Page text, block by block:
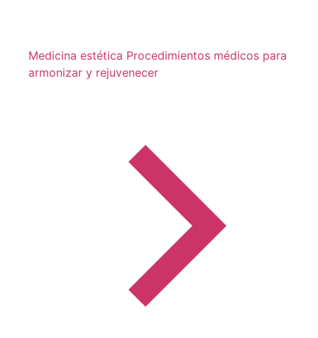
Medicina estética Procedimientos médicos para
armonizar y rejuvenecer